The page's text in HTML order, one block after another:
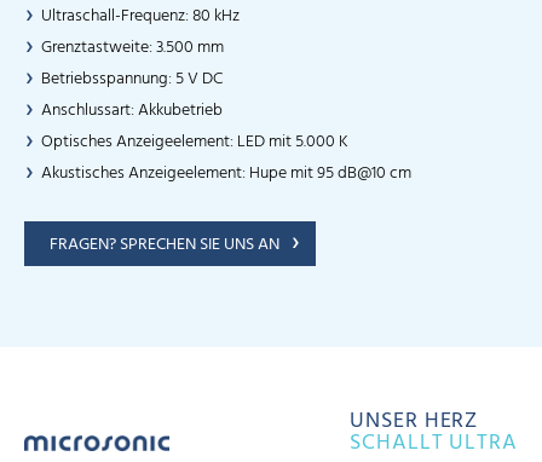
Ultraschall-Frequenz: 80 kHz
Grenztastweite: 3.500 mm
Betriebsspannung: 5 V DC
Anschlussart: Akkubetrieb
Optisches Anzeigeelement: LED mit 5.000 K
Akustisches Anzeigeelement: Hupe mit 95 dB@10 cm
FRAGEN? SPRECHEN SIE UNS AN
UNSER HERZ
SCHALLT ULTRA